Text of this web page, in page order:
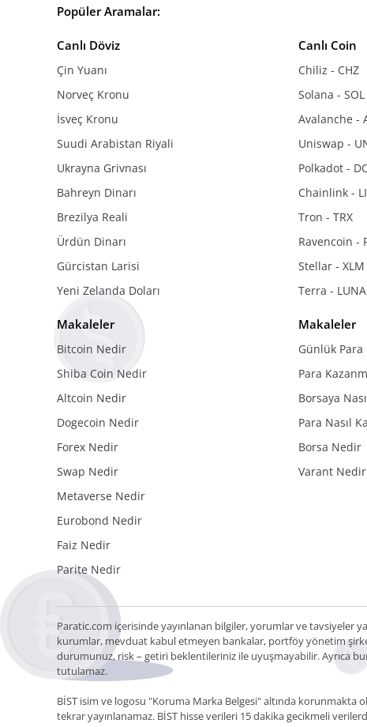
Popüler Aramalar:
Canlı Döviz
Çin Yuanı
Norveç Kronu
İsveç Kronu
Suudi Arabistan Riyali
Ukrayna Grivnası
Bahreyn Dinarı
Brezilya Reali
Ürdün Dinarı
Gürcistan Larisi
Yeni Zelanda Doları
Canlı Coin
Chiliz - CHZ
Solana - SOL
Avalanche -
Uniswap -
Polkadot -
Chainlink -
Tron - TRX
Ravencoin -
Stellar - XLM
Terra - LUNA
Makaleler
Bitcoin Nedir
Shiba Coin Nedir
Altcoin Nedir
Dogecoin Nedir
Forex Nedir
Swap Nedir
Metaverse Nedir
Eurobond Nedir
Faiz Nedir
Parite Nedir
Makaleler
Günlük Para
Para
Borsaya
Para Nasıl
Borsa Nedir
Varant Nedir
Paratic.com içerisinde yayınlanan bilgiler, yorumlar ve tavsiyeler
kurumlar, mevduat kabul etmeyen bankalar, portföy yönetim
durumunuz, risk – getiri beklentileriniz ile uyuşmayabilir. Ayrıca
tutulamaz.
BİST isim ve logosu "Koruma Marka Belgesi" altında korunmakta
tekrar yayınlanamaz. BİST hisse verileri 15 dakika gecikmeli